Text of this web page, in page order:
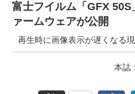
富士フイルム「GFX
ァームウェアが公開
再生時に画像表示が遅くなる
本誌